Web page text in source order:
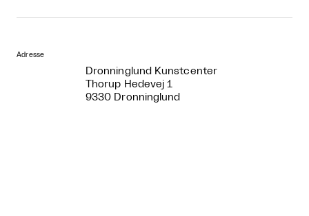
Adresse
Dronninglund Kunstcenter
Thorup Hedevej 1
9330 Dronninglund